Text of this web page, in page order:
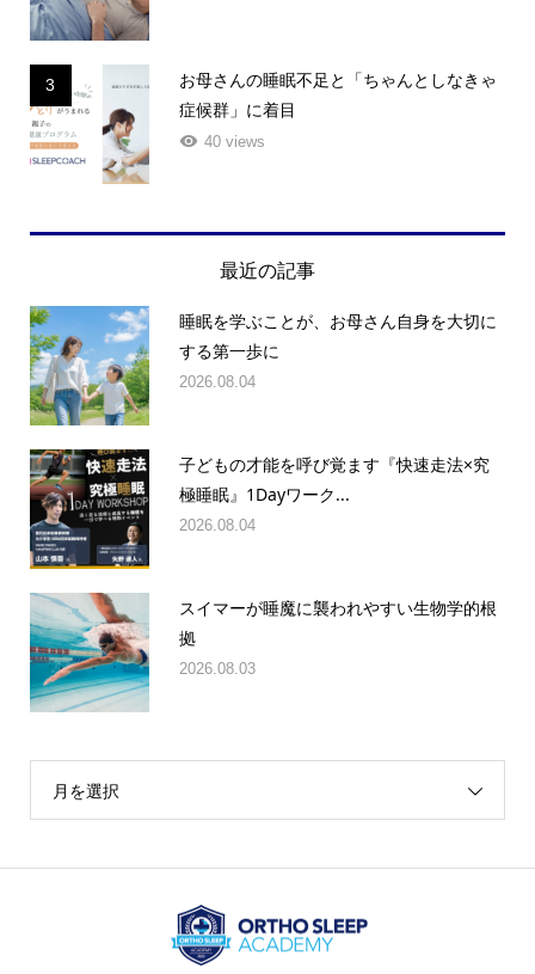
3
お母さんの睡眠不足と「ちゃんとしなきゃ
症候群」に着目
睡眠を学ぶことが、お母さん自身を大切に
する第一歩に
子どもの才能を呼び覚ます『快速走法×究
極睡眠』1Dayワーク...
スイマーが睡魔に襲われやすい生物学的根
拠